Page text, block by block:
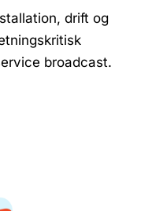
drift og
broadcast.